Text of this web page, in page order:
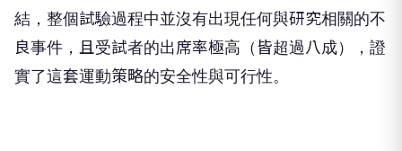
結，整個試驗過程中並沒有出現任何與研究相關的不
良事件，且受試者的出席率極高（皆超過八成），證
實了這套運動策略的安全性與可行性。